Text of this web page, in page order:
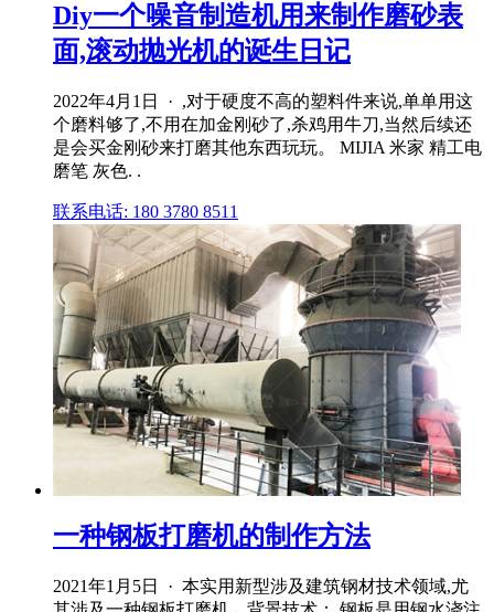
Diy一个噪音制造机用来制作磨砂表
面,滚动抛光机的诞生日记
2022年4月1日 · ,对于硬度不高的塑料件来说,单单用这
个磨料够了,不用在加金刚砂了,杀鸡用牛刀,当然后续还
是会买金刚砂来打磨其他东西玩玩。 MIJIA 米家 精工电
磨笔 灰色. .
联系电话: 180 3780 8511
一种钢板打磨机的制作方法
2021年1月5日 · 本实用新型涉及建筑钢材技术领域,尤